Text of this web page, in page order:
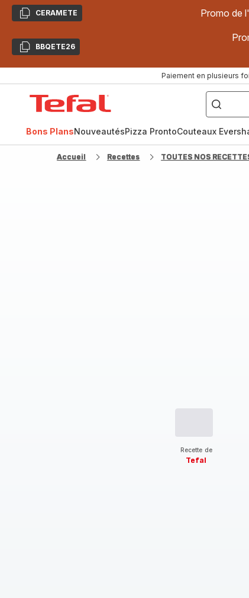
CopierCERAMETE Promo de
CopierBBQETE26
Paiement en plusieurs
["Poêles
inox,
Cake
Factory,
Bons PlansNouveautésPizza ProntoCouteaux
Accueil Recettes TOUTES NOS
Recette de
Tefal